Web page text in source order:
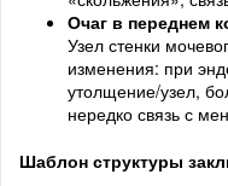
Очаг в переднем
Узел стенки
изменения: при
утолщение/узел,
нередко связь с
Шаблон структуры